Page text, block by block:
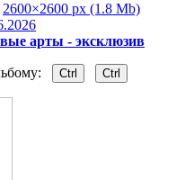
2600×2600 px (1.8 Mb)
арты - эксклюзив
Ctrl Ctrl